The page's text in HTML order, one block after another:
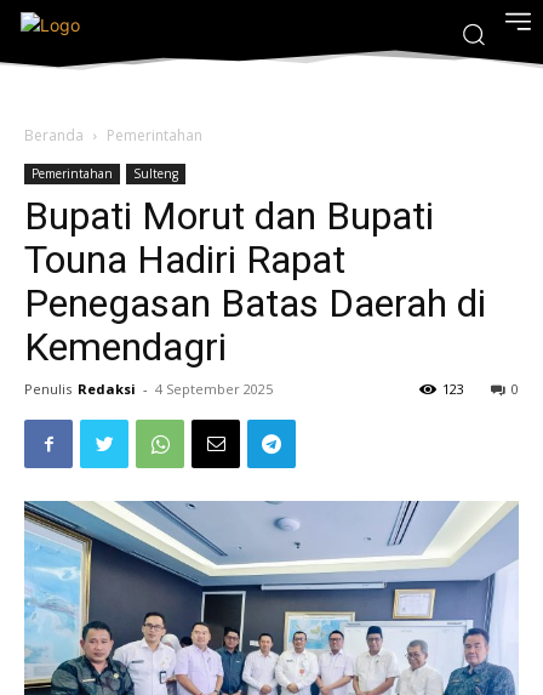
Beranda Pemerintahan
Pemerintahan Sulteng
Bupati Morut dan Bupati
Touna Hadiri Rapat
Penegasan Batas Daerah di
Kemendagri
Penulis Redaksi - 4 September 2025 0
123